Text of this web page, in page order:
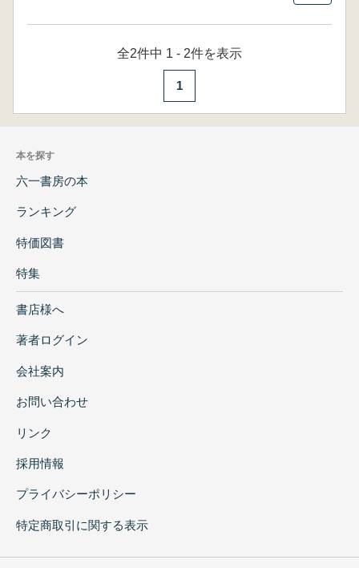
全2件中 1 - 2件を表示
1
本を探す
六一書房の本
ランキング
特価図書
特集
書店様へ
著者ログイン
会社案内
お問い合わせ
リンク
採用情報
プライバシーポリシー
特定商取引に関する表示